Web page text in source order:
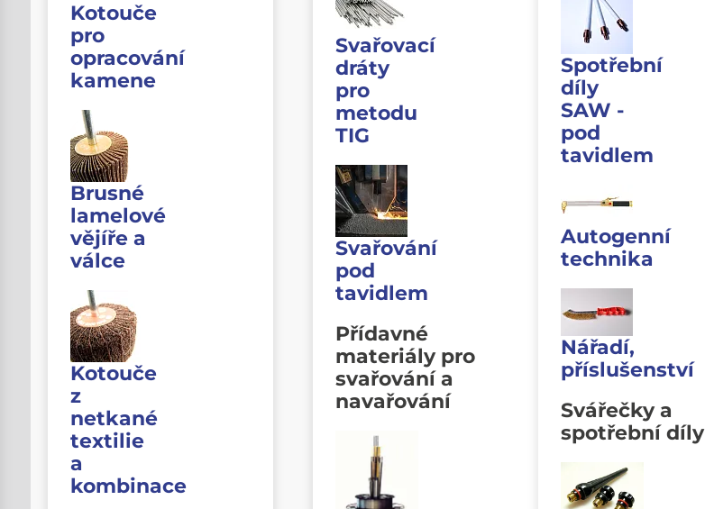
Kotouče
pro
opracování
kamene
Brusné
lamelové
vějíře a
válce
Kotouče
z
netkané
textilie
a
kombinace
Svařovací
dráty
pro
metodu
TIG
Svařování
pod
tavidlem
Přídavné
materiály pro
svařování a
navařování
Spotřební
díly
SAW -
pod
tavidlem
Autogenní
technika
Nářadí,
příslušenství
Svářečky a
spotřební díly